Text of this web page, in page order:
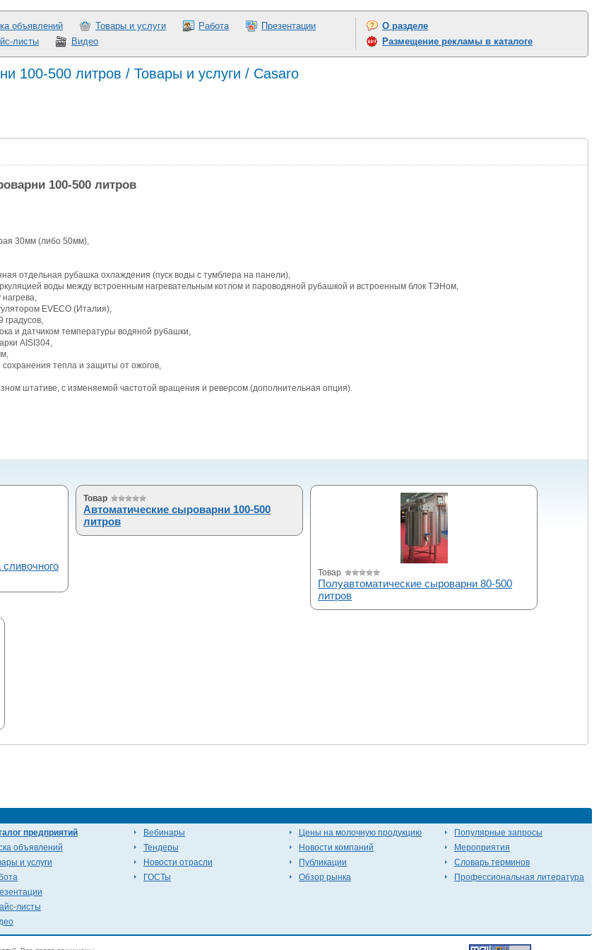
объявлений Товары и услуги Работа
Презентации
листы
Видео
О разделе
Размещение рекламы в каталоге
100-500 литров / Товары и услуги / Casaro
100-500 литров
30мм (либо 50мм),
отдельная рубашка охлаждения (пуск воды с тумблера на панели),
воды между встроенным нагревательным котлом и пароводяной рубашкой и встроенным блок ТЭНом,
EVECO (Италия),
и датчиком температуры водяной рубашки,
AISI304,
тепла и защиты от ожогов,
штативе, с изменяемой частотой вращения и реверсом (дополнительная опция).
Товар
Автоматические сыроварни 100-500
литров
Товар
Полуавтоматические сыроварни 80-500
литров
предприятий
объявлений
и услуги
листы
Вебинары
Тендеры
Новости отрасли
ГОСТы
Цены на молочную продукцию
Новости компаний
Публикации
Обзор рынка
Популярные запросы
Мероприятия
Словарь терминов
Профессиональная литература